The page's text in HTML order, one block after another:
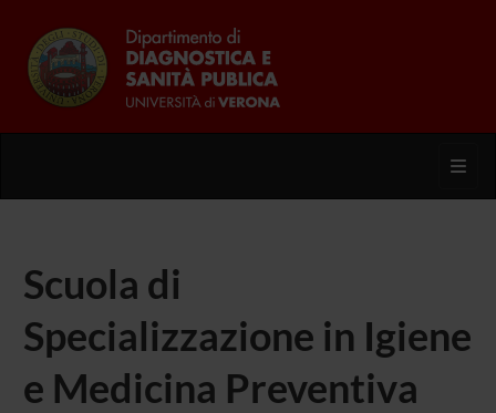
Scuola di
Specializzazione in Igiene
e Medicina Preventiva